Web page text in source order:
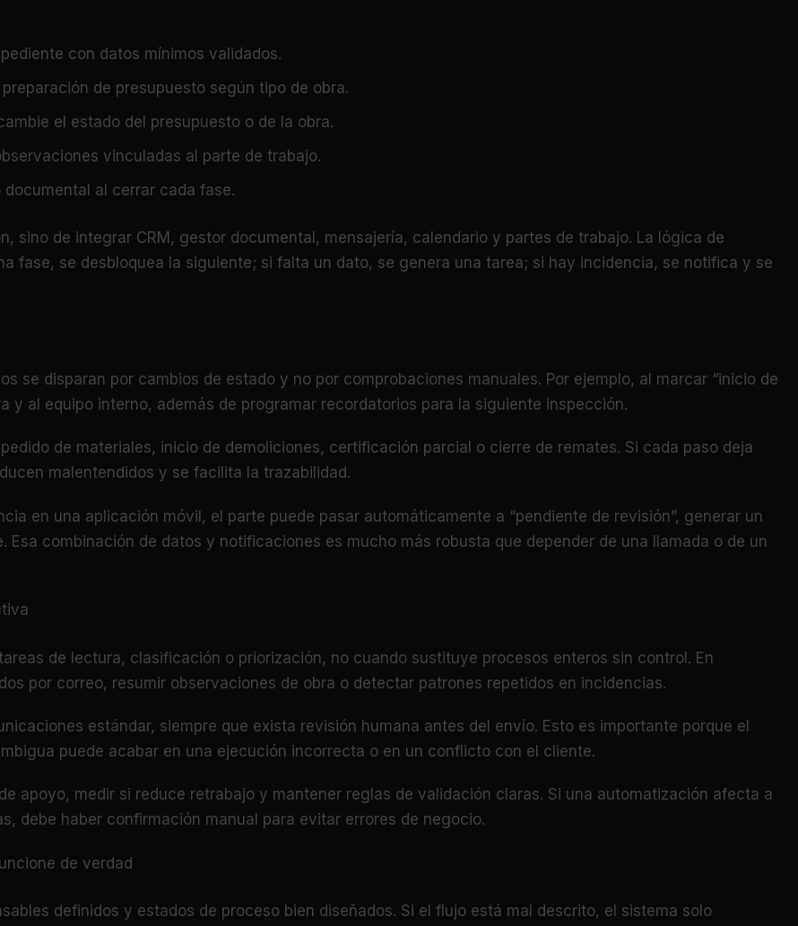
con datos mínimos validados.
de presupuesto según tipo de obra.
el estado del presupuesto o de la obra.
vinculadas al parte de trabajo.
al cerrar cada fase.
sino de integrar CRM, gestor documental, mensajería, calendario y partes de trabajo. La lógica de
fase, se desbloquea la siguiente; si falta un dato, se genera una tarea; si hay incidencia, se notifica y se
se disparan por cambios de estado y no por comprobaciones manuales. Por ejemplo, al marcar “inicio de
y al equipo interno, además de programar recordatorios para la siguiente inspección.
de materiales, inicio de demoliciones, certificación parcial o cierre de remates. Si cada paso deja
malentendidos y se facilita la trazabilidad.
en una aplicación móvil, el parte puede pasar automáticamente a “pendiente de revisión”, generar un
combinación de datos y notificaciones es mucho más robusta que depender de una llamada o de un
de lectura, clasificación o priorización, no cuando sustituye procesos enteros sin control. En
por correo, resumir observaciones de obra o detectar patrones repetidos en incidencias.
estándar, siempre que exista revisión humana antes del envío. Esto es importante porque el
puede acabar en una ejecución incorrecta o en un conflicto con el cliente.
apoyo, medir si reduce retrabajo y mantener reglas de validación claras. Si una automatización afecta a
debe haber confirmación manual para evitar errores de negocio.
de verdad
definidos y estados de proceso bien diseñados. Si el flujo está mal descrito, el sistema solo